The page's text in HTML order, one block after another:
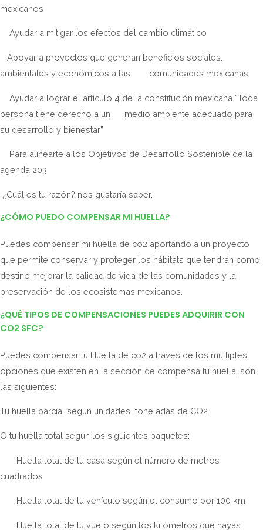
mexicanos
Ayudar a mitigar los efectos del cambio climático
Apoyar a proyectos que generan beneficios sociales,
ambientales y económicos a las comunidades mexicanas
Ayudar a lograr el artículo 4 de la constitución mexicana “Toda
persona tiene derecho a un medio ambiente adecuado para
su desarrollo y bienestar”
Para alinearte a los Objetivos de Desarrollo Sostenible de la
agenda 203
¿Cuál es tu razón? nos gustaría saber.
¿CÓMO PUEDO COMPENSAR MI HUELLA?
Puedes compensar mi huella de co2 aportando a un proyecto
que permite conservar y proteger los hábitats que tendrán como
destino mejorar la calidad de vida de las comunidades y la
preservación de los ecosistemas mexicanos.
¿QUÉ TIPOS DE COMPENSACIONES PUEDES ADQUIRIR CON
CO2 SFC?
Puedes compensar tu Huella de co2 a través de los múltiples
opciones que existen en la sección de compensa tu huella, son
las siguientes:
Tu huella parcial según unidades toneladas de CO2
O tu huella total según los siguientes paquetes:
Huella total de tu casa según el número de metros
cuadrados
Huella total de tu vehículo según el consumo por 100 km
Huella total de tu vuelo según los kilómetros que hayas